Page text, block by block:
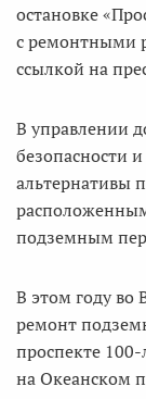
остановке
с ремонтными
ссылкой на
В управлении
безопасности
альтернативы
подземным
В этом году во
ремонт
проспекте
на Океанском